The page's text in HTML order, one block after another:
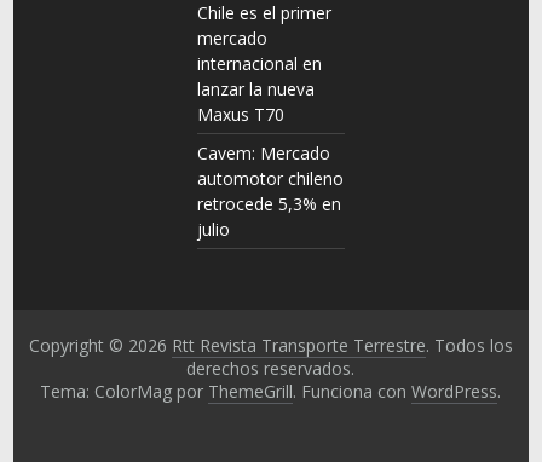
Chile es el primer
mercado
internacional en
lanzar la nueva
Maxus T70
Cavem: Mercado
automotor chileno
retrocede 5,3% en
julio
Copyright © 2026 Rtt Revista Transporte Terrestre. Todos los
derechos reservados.
Tema: ColorMag por ThemeGrill. Funciona conWordPress.